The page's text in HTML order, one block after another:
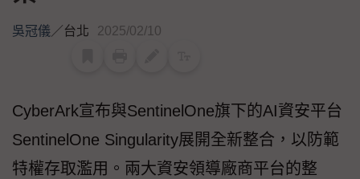
吳冠儀／台北 2025/02/10
Cyber​​Ark宣布與SentinelOne旗下的AI資安平台
SentinelOne Singularity展開全新整合，以防範
特權存取濫用。兩大資安領導廠商平台的整